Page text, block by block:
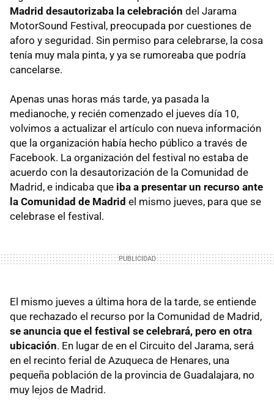
Madrid desautorizaba la celebración del Jarama
MotorSound Festival, preocupada por cuestiones de
aforo y seguridad. Sin permiso para celebrarse, la cosa
tenía muy mala pinta, y ya se rumoreaba que podría
cancelarse.
Apenas unas horas más tarde, ya pasada la
medianoche, y recién comenzado el jueves día 10,
volvimos a actualizar el artículo con nueva información
que la organización había hecho público a través de
Facebook. La organización del festival no estaba de
acuerdo con la desautorización de la Comunidad de
Madrid, e indicaba que iba a presentar un recurso ante
la Comunidad de Madrid el mismo jueves, para que se
celebrase el festival.
El mismo jueves a última hora de la tarde, se entiende
que rechazado el recurso por la Comunidad de Madrid,
se anuncia que el festival se celebrará, pero en otra
ubicación. En lugar de en el Circuito del Jarama, será
en el recinto ferial de Azuqueca de Henares, una
pequeña población de la provincia de Guadalajara, no
muy lejos de Madrid.